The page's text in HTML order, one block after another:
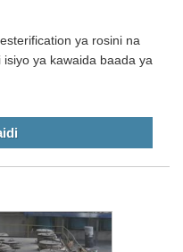
ya rosini na
ya kawaida baada ya